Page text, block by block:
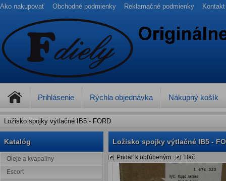
Ako nakupovať Obchodné podmienky Reklamačné podmienky Kontakt
Prihlásenie Rýchla objednávka Nákupný košík
Ložisko spojky výtlačné IB5 - FORD
Katalóg
Oleje a kvapaliny
Escort
Ložisko spojky výtlačné IB5 -
Pridať k obľúbeným Tlač